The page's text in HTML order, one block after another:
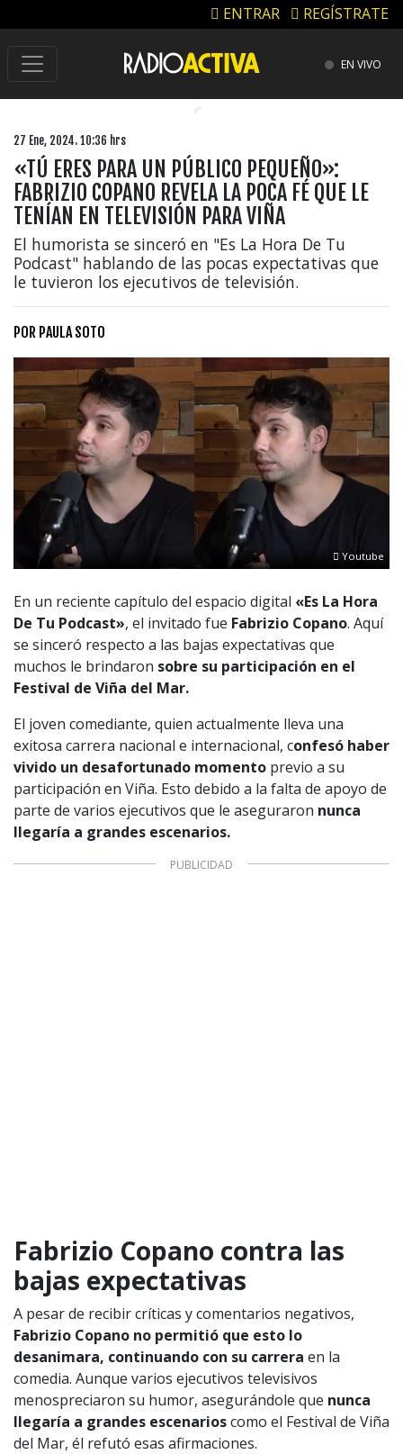
ENTRAR REGÍSTRATE
EN VIVO
27 Ene, 2024. 10:36 hrs
«TÚ ERES PARA UN PÚBLICO PEQUEÑO»:
FABRIZIO COPANO REVELA LA POCA FÉ QUE LE
TENÍAN EN TELEVISIÓN PARA VIÑA
El humorista se sinceró en "Es La Hora De Tu
Podcast" hablando de las pocas expectativas que
le tuvieron los ejecutivos de televisión.
POR PAULA SOTO
Youtube
En un reciente capítulo del espacio digital «Es La Hora
De Tu Podcast», el invitado fue Fabrizio Copano. Aquí
se sinceró respecto a las bajas expectativas que
muchos le brindaron sobre su participación en el
Festival de Viña del Mar.
El joven comediante, quien actualmente lleva una
exitosa carrera nacional e internacional, confesó haber
vivido un desafortunado momento previo a su
participación en Viña. Esto debido a la falta de apoyo de
parte de varios ejecutivos que le aseguraron nunca
llegaría a grandes escenarios.
Fabrizio Copano contra las
bajas expectativas
A pesar de recibir críticas y comentarios negativos,
Fabrizio Copano no permitió que esto lo
desanimara, continuando con su carrera en la
comedia. Aunque varios ejecutivos televisivos
menospreciaron su humor, asegurándole que nunca
llegaría a grandes escenarioscomo el Festival de Viña
del Mar, él refutó esas afirmaciones.